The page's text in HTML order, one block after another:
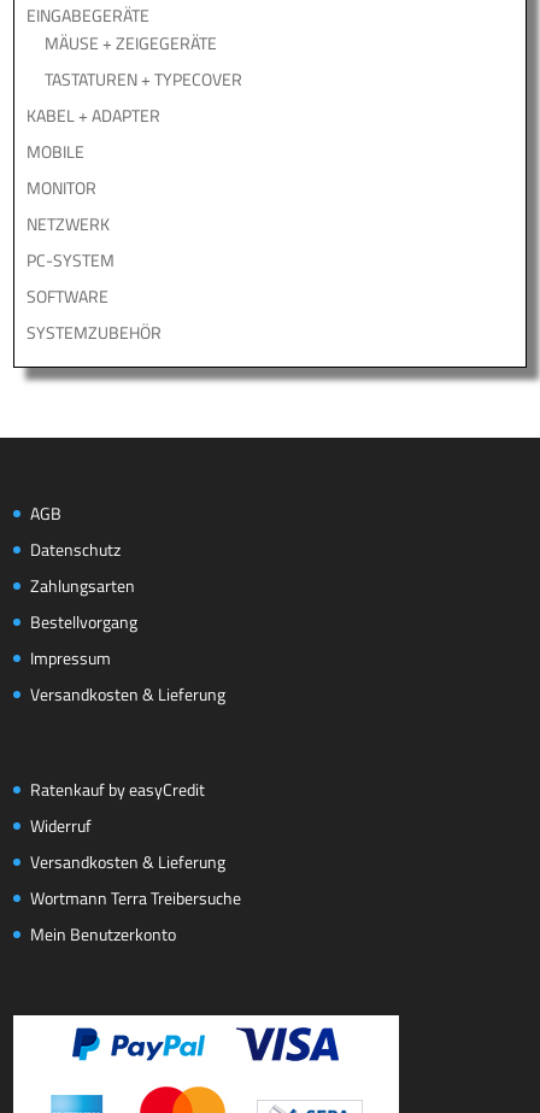
EINGABEGERÄTE
MÄUSE + ZEIGEGERÄTE
TASTATUREN + TYPECOVER
KABEL + ADAPTER
MOBILE
MONITOR
NETZWERK
PC-SYSTEM
SOFTWARE
SYSTEMZUBEHÖR
AGB
Datenschutz
Zahlungsarten
Bestellvorgang
Impressum
Versandkosten & Lieferung
Ratenkauf by easyCredit
Widerruf
Versandkosten & Lieferung
Wortmann Terra Treibersuche
Mein Benutzerkonto